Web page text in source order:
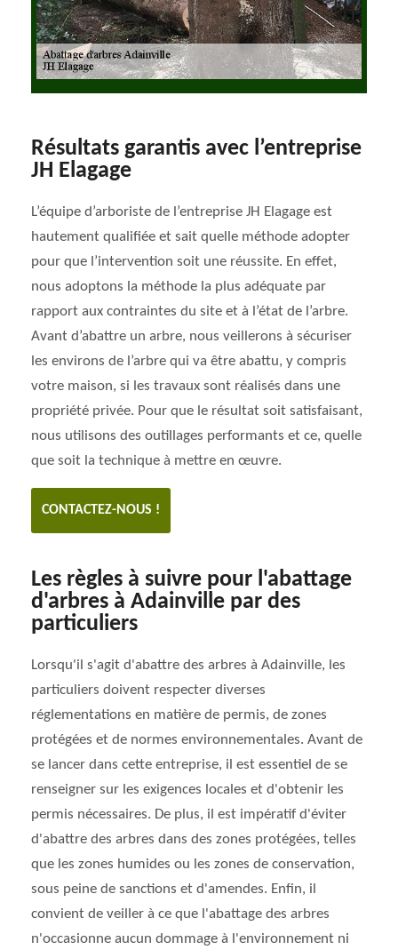
Résultats garantis avec l’entreprise
JH Elagage
L’équipe d’arboriste de l’entreprise JH Elagage est
hautement qualifiée et sait quelle méthode adopter
pour que l’intervention soit une réussite. En effet,
nous adoptons la méthode la plus adéquate par
rapport aux contraintes du site et à l’état de l’arbre.
Avant d’abattre un arbre, nous veillerons à sécuriser
les environs de l’arbre qui va être abattu, y compris
votre maison, si les travaux sont réalisés dans une
propriété privée. Pour que le résultat soit satisfaisant,
nous utilisons des outillages performants et ce, quelle
que soit la technique à mettre en œuvre.
CONTACTEZ-NOUS !
Les règles à suivre pour l'abattage
d'arbres à Adainville par des
particuliers
Lorsqu'il s'agit d'abattre des arbres à Adainville, les
particuliers doivent respecter diverses
réglementations en matière de permis, de zones
protégées et de normes environnementales. Avant de
se lancer dans cette entreprise, il est essentiel de se
renseigner sur les exigences locales et d'obtenir les
permis nécessaires. De plus, il est impératif d'éviter
d'abattre des arbres dans des zones protégées, telles
que les zones humides ou les zones de conservation,
sous peine de sanctions et d'amendes. Enfin, il
convient de veiller à ce que l'abattage des arbres
n'occasionne aucun dommage à l'environnement ni